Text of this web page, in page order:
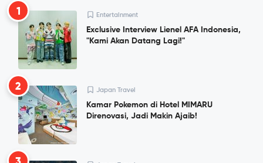
1 Entertainment
Exclusive Interview Lienel AFA Indonesia,
"Kami Akan Datang Lagi!"
2 Japan Travel
Kamar Pokemon di Hotel MIMARU
Direnovasi, Jadi Makin Ajaib!